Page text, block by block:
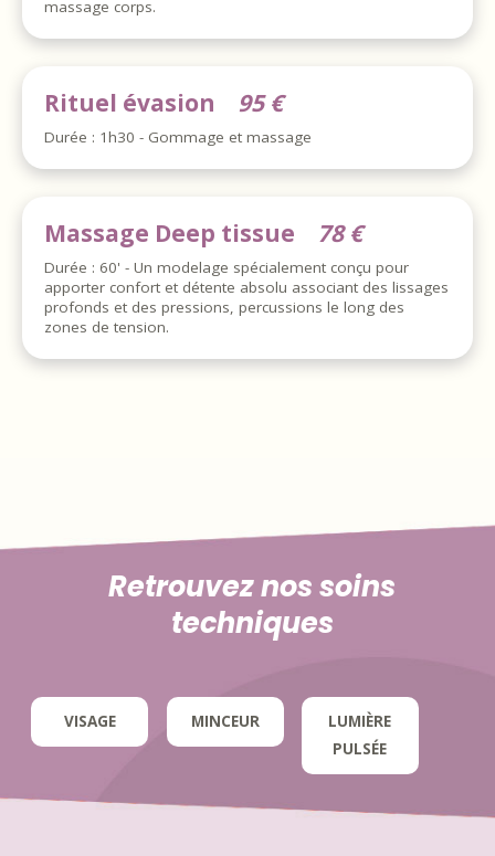
massage corps.
Rituel évasion 95 €
Durée : 1h30 - Gommage et massage
Massage Deep tissue 78 €
Durée : 60' - Un modelage spécialement conçu pour
apporter confort et détente absolu associant des lissages
profonds et des pressions, percussions le long des
zones de tension.
Retrouvez nos soins
techniques
VISAGE MINCEUR
LUMIÈRE
PULSÉE